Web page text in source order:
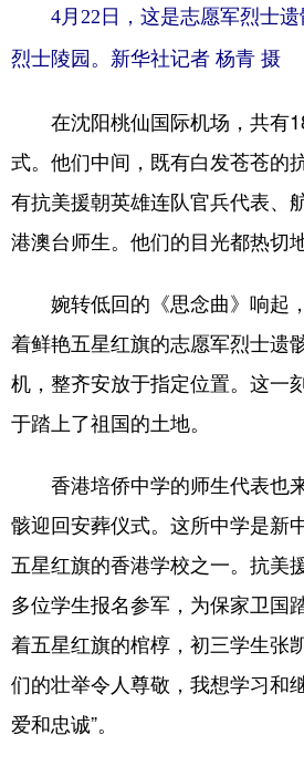
4月22日，这是志愿军烈士
烈士陵园。新华社记者 杨青 摄
在沈阳桃仙国际机场，共有
式。他们中间，既有白发苍苍的
有抗美援朝英雄连队官兵代表、
港澳台师生。他们的目光都热切
婉转低回的《思念曲》响起
着鲜艳五星红旗的志愿军烈士遗
机，整齐安放于指定位置。这一
于踏上了祖国的土地。
香港培侨中学的师生代表也
骸迎回安葬仪式。这所中学是新
五星红旗的香港学校之一。抗美
多位学生报名参军，为保家卫国
着五星红旗的棺椁，初三学生张
们的壮举令人尊敬，我想学习和
爱和忠诚”。